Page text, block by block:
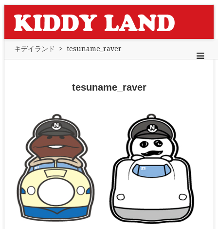
キデイランド > tesuname_raver
tesuname_raver